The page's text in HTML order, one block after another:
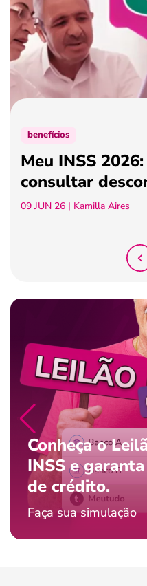
últimas notícias
ferramentas
benefícios
Meu INSS
consultar
09 JUN 26 | Kamilla Aires
Conheça o
INSS e
de crédito.
Faça sua simulação